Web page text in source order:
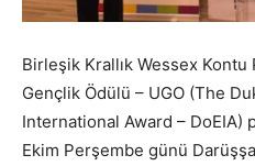
Birleşik Krallık Wessex Kontu
Gençlik Ödülü – UGO (The
International Award – DoEIA)
Ekim Perşembe günü